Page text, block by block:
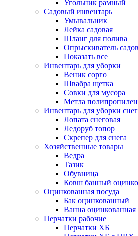
Угольник рамный
Садовый инвентарь
Умывальник
Лейка садовая
Шланг для полива
Опрыскиватель
Показать все
Инвентарь для уборки
Веник сорго
Швабра щетка
Совки для мусора
Метла
Инвентарь для уборки
Лопата снеговая
Ледоруб топор
Скрепер для снега
Хозяйственные товары
Ведра
Тазик
Обувница
Ковш банный
Оцинкованная посуда
Бак оцинкованный
Ванна оцинкованная
Перчатки рабочие
Перчатки ХБ